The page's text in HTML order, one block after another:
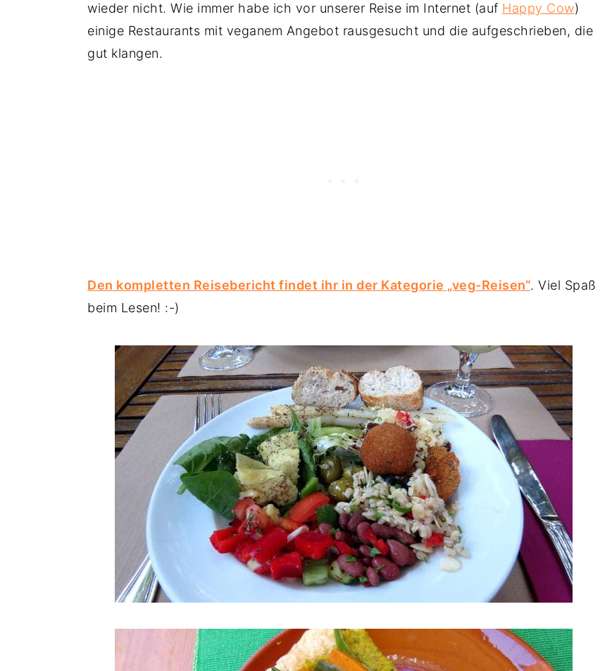
wieder nicht. Wie immer habe ich vor unserer Reise im Internet (auf Happy Cow)
einige Restaurants mit veganem Angebot rausgesucht und die aufgeschrieben, die
gut klangen.
Den kompletten Reisebericht findet ihr in der Kategorie „veg-Reisen“. Viel Spaß
beim Lesen! :-)